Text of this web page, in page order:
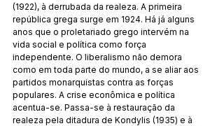
(1922), à derrubada da realeza. A primeira
república grega surge em 1924. Há já alguns
anos que o proletariado grego intervém na
vida social e política como força
independente. O liberalismo não demora
como em toda parte do mundo, a se aliar aos
partidos monarquistas contra as forças
populares. A crise econômica e política
acentua-se. Passa-se à restauração da
realeza pela ditadura de Kondylis (1935) e à